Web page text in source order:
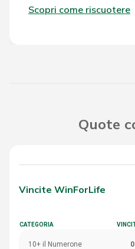
Scopri come riscuotere
Quote
Vincite WinForLife
CATEGORIA
10+ il Numerone 0